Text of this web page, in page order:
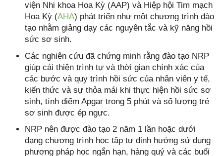
viện Nhi khoa Hoa Kỳ (AAP) và Hiệp hội Tim mạch
Hoa Kỳ (AHA) phát triển như một chương trình đào
tạo nhằm giảng dạy các nguyên tắc và kỹ năng hồi
sức sơ sinh.
Các nghiên cứu đã chứng minh rằng đào tạo NRP
giúp cải thiện trình tự và thời gian chính xác của
các bước và quy trình hồi sức của nhân viên y tế,
kiến thức và sự thỏa mái khi thực hiện hồi sức sơ
sinh, tính điểm Apgar trong 5 phút và số lượng trẻ
sơ sinh được ép ngực.
NRP nên được đào tạo 2 năm 1 lần hoặc dưới
dạng chương trình học tập tự định hướng sử dụng
phương pháp học ngắn hạn, hàng quý và các buổi